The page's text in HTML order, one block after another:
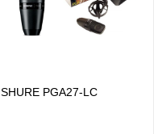
SHURE PGA27-LC